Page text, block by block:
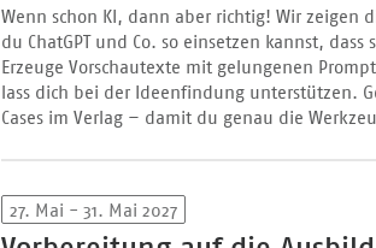
Wenn schon KI, dann aber richtig! Wir zeigen
du ChatGPT und Co. so einsetzen kannst,
Erzeuge Vorschautexte mit gelungenen
lass dich bei der Ideenfindung unterstützen.
Cases im Verlag – damit du genau die
27. Mai - 31. Mai 2027